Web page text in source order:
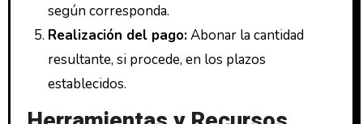
según corresponda.
Realización del pago:Abonar la cantidad
resultante, si procede, en los plazos
establecidos.